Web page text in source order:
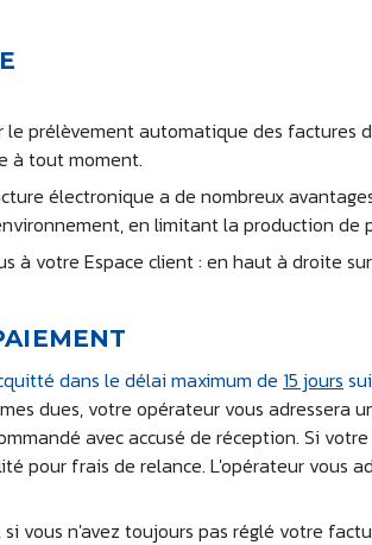
le prélèvement automatique des factures
à tout moment.
électronique a de nombreux
en limitant la production de
à votre Espace client : en haut à droite
dans le délai maximum de 15 jours
dues, votre opérateur vous adressera
avec accusé de réception. Si
pour frais de relance. L'opérateur vous
vous n'avez toujours pas réglé votre